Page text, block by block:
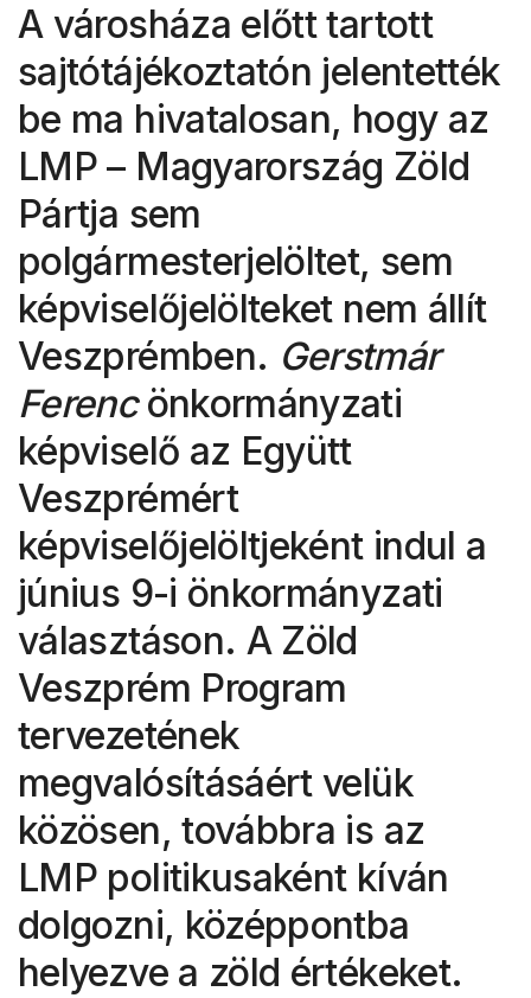
A városháza előtt tartott
sajtótájékoztatón jelentették
be ma hivatalosan, hogy az
LMP – Magyarország Zöld
Pártja sem
polgármesterjelöltet, sem
képviselőjelölteket nem állít
Veszprémben. Gerstmár
Ferencönkormányzati
képviselő az Együtt
Veszprémért
képviselőjelöltjeként indul a
június 9-i önkormányzati
választáson. A Zöld
Veszprém Program
tervezetének
megvalósításáért velük
közösen, továbbra is az
LMP politikusaként kíván
dolgozni, középpontba
helyezve a zöld értékeket.